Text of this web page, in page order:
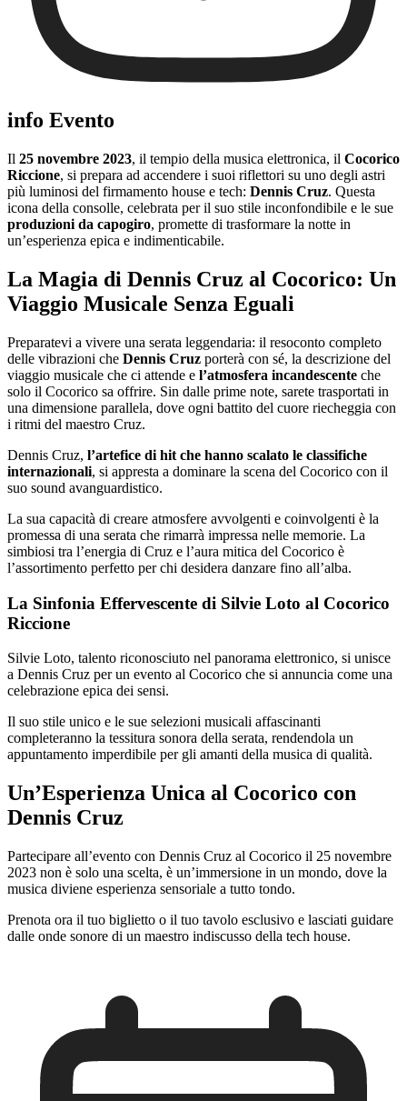
info Evento
Il 25 novembre 2023, il tempio della musica elettronica, il Cocorico
Riccione, si prepara ad accendere i suoi riflettori su uno degli astri
più luminosi del firmamento house e tech: Dennis Cruz. Questa
icona della consolle, celebrata per il suo stile inconfondibile e le sue
produzioni da capogiro, promette di trasformare la notte in
un’esperienza epica e indimenticabile.
La Magia di Dennis Cruz al Cocorico: Un
Viaggio Musicale Senza Eguali
Preparatevi a vivere una serata leggendaria: il resoconto completo
delle vibrazioni che Dennis Cruz porterà con sé, la descrizione del
viaggio musicale che ci attende e l’atmosfera incandescente che
solo il Cocorico sa offrire. Sin dalle prime note, sarete trasportati in
una dimensione parallela, dove ogni battito del cuore riecheggia con
i ritmi del maestro Cruz.
Dennis Cruz, l’artefice di hit che hanno scalato le classifiche
internazionali, si appresta a dominare la scena del Cocorico con il
suo sound avanguardistico.
La sua capacità di creare atmosfere avvolgenti e coinvolgenti è la
promessa di una serata che rimarrà impressa nelle memorie. La
simbiosi tra l’energia di Cruz e l’aura mitica del Cocorico è
l’assortimento perfetto per chi desidera danzare fino all’alba.
La Sinfonia Effervescente di Silvie Loto al Cocorico
Riccione
Silvie Loto, talento riconosciuto nel panorama elettronico, si unisce
a Dennis Cruz per un evento al Cocorico che si annuncia come una
celebrazione epica dei sensi.
Il suo stile unico e le sue selezioni musicali affascinanti
completeranno la tessitura sonora della serata, rendendola un
appuntamento imperdibile per gli amanti della musica di qualità.
Un’Esperienza Unica al Cocorico con
Dennis Cruz
Partecipare all’evento con Dennis Cruz al Cocorico il 25 novembre
2023 non è solo una scelta, è un’immersione in un mondo, dove la
musica diviene esperienza sensoriale a tutto tondo.
Prenota ora il tuo biglietto o il tuo tavolo esclusivo e lasciati guidare
dalle onde sonore di un maestro indiscusso della tech house.